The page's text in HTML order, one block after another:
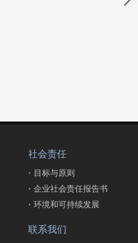
社会责任
· 目标与原则
· 企业社会责任报告书
· 环境和可持续发展
联系我们